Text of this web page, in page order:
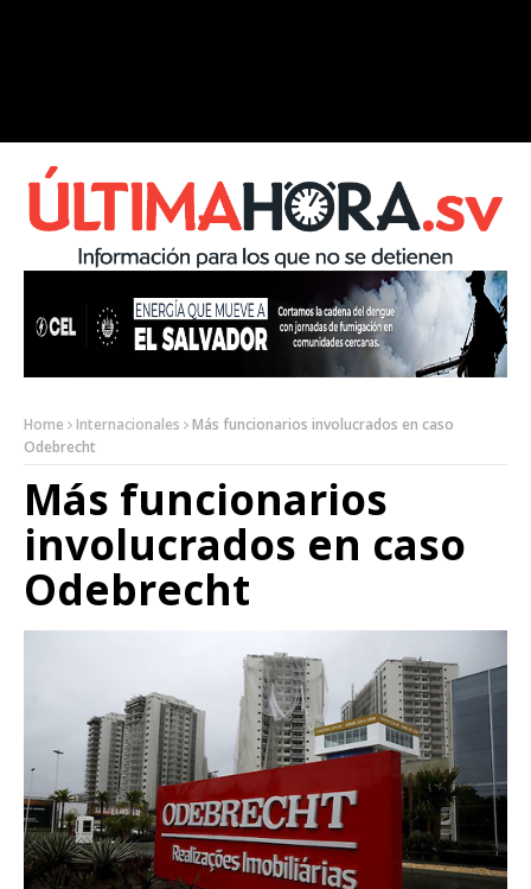
Home Internacionales
Más funcionarios involucrados en caso
Odebrecht
Más funcionarios
involucrados en caso
Odebrecht